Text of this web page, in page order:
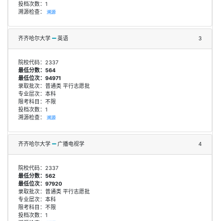
投档次数：1
溯源检查： 溯源
齐齐哈尔大学 英语 3
院校代码：2337
最低分数：564
最低位次：94971
录取批次：普通类 平行志愿批
专业层次：本科
限考科目：不限
投档次数：1
溯源检查： 溯源
齐齐哈尔大学 广播电视学 4
院校代码：2337
最低分数：562
最低位次：97920
录取批次：普通类 平行志愿批
专业层次：本科
限考科目：不限
投档次数：1